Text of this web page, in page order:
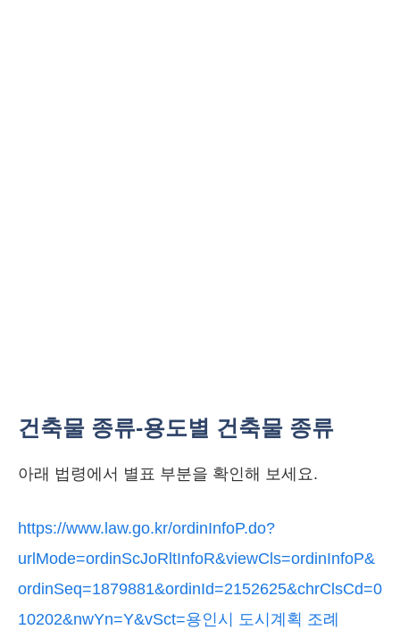
건축물 종류-용도별 건축물 종류
아래 법령에서 별표 부분을 확인해 보세요.
https://www.law.go.kr/ordinInfoP.do?
urlMode=ordinScJoRltInfoR&viewCls=ordinInfoP&
ordinSeq=1879881&ordinId=2152625&chrClsCd=0
10202&nwYn=Y&vSct=용인시 도시계획 조례